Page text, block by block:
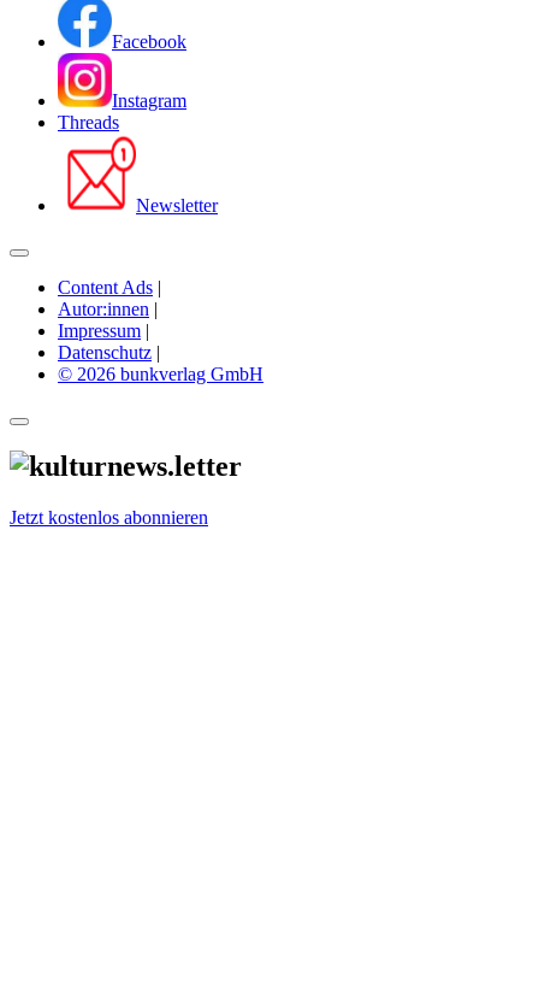
Facebook
Instagram
Threads
Newsletter
Content Ads |
Autor:innen |
Impressum |
Datenschutz |
© 2026 bunkverlag GmbH
Jetzt kostenlos abonnieren